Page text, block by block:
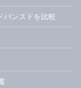
バンスドを比較